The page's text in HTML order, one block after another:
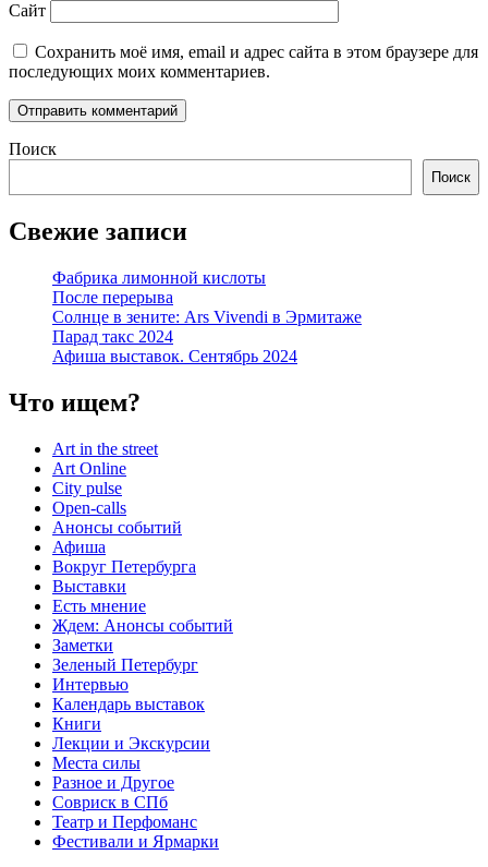
Сайт
Сохранить моё имя, email и адрес сайта в этом браузере для
последующих моих комментариев.
Поиск
Поиск
Свежие записи
Фабрика лимонной кислоты
После перерыва
Солнце в зените: Ars Vivendi в Эрмитаже
Парад такс 2024
Афиша выставок. Сентябрь 2024
Что ищем?
Art in the street
Art Online
City pulse
Open-calls
Анонсы событий
Афиша
Вокруг Петербурга
Выставки
Есть мнение
Ждем: Анонсы событий
Заметки
Зеленый Петербург
Интервью
Календарь выставок
Книги
Лекции и Экскурсии
Места силы
Разное и Другое
Совриск в СПб
Театр и Перфоманс
Фестивали и Ярмарки